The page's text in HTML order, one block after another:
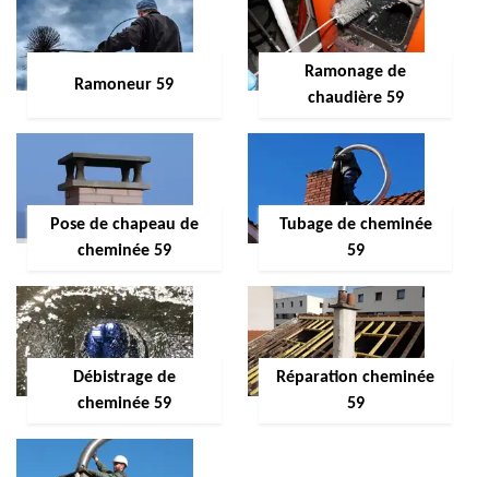
Ramoneur 59
Ramonage de
chaudière 59
Pose de chapeau de
cheminée 59
Tubage de cheminée
59
Débistrage de
cheminée 59
Réparation cheminée
59